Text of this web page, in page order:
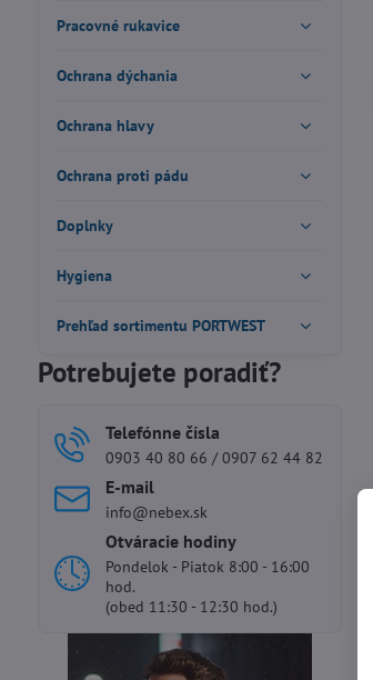
Pracovné rukavice
Ochrana dýchania
Ochrana hlavy
Ochrana proti pádu
Doplnky
Hygiena
Prehľad sortimentu PORTWEST
Potrebujete poradiť?
Telefónne čísla
0903 40 80 66 / 0907 62 44 82
E-mail
info@nebex.sk
Otváracie hodiny
Pondelok - Piatok 8:00 - 16:00
hod.
(obed 11:30 - 12:30 hod.)